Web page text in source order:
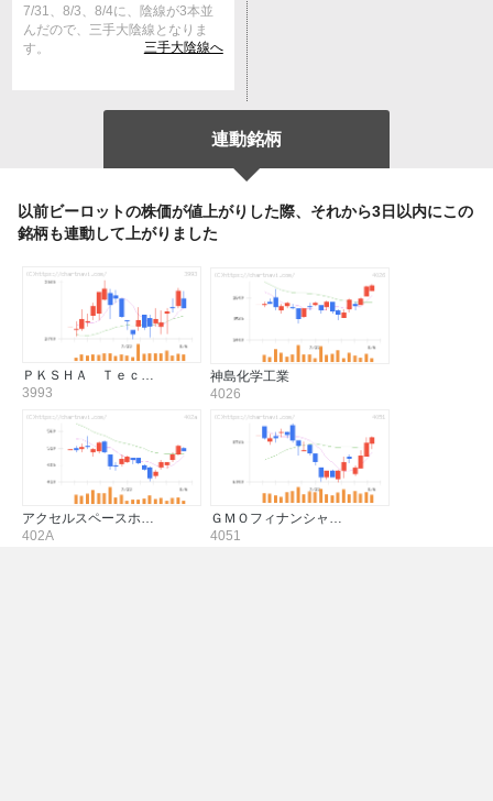
7/31、8/3、8/4に、陰線が3本並
んだので、三手大陰線となりま
す。
三手大陰線へ
連動銘柄
以前ビーロットの株価が値上がりした際、それから3日以内にこの
銘柄も連動して上がりました
ＰＫＳＨＡ Ｔｅｃ…
3993
神島化学工業
4026
アクセルスペースホ…
402A
ＧＭＯフィナンシャ…
4051